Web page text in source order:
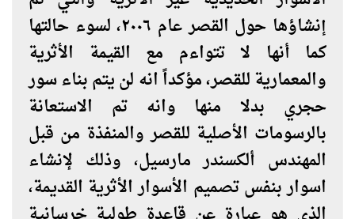
إنشاؤها حول القصر عام ٢٠٠٦، لسوء حالتها
كما أنها لا تتواءم مع القيمة الأثرية
والمعمارية للقصر، مؤكداً انه لن يتم بناء سور
حجري بدلا منها وانه تم الاستعانة
بالرسومات الأصلية للقصر والمنفذة من قبل
المهندس ألكسندر مارسيل، وذلك لإنشاء
اسوار بنفس تصميم الأسوار الأثرية القديمة،